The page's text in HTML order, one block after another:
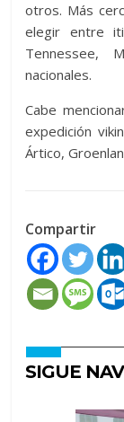
otros. Más
elegir entre
Tennessee,
nacionales.
Cabe
expedición
Ártico,
Compartir
SIGUE